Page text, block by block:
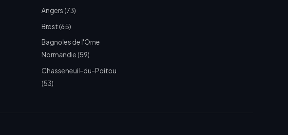
Angers (73)
Brest (65)
Bagnoles de l'Orne
Normandie (59)
Chasseneuil-du-Poitou
(53)